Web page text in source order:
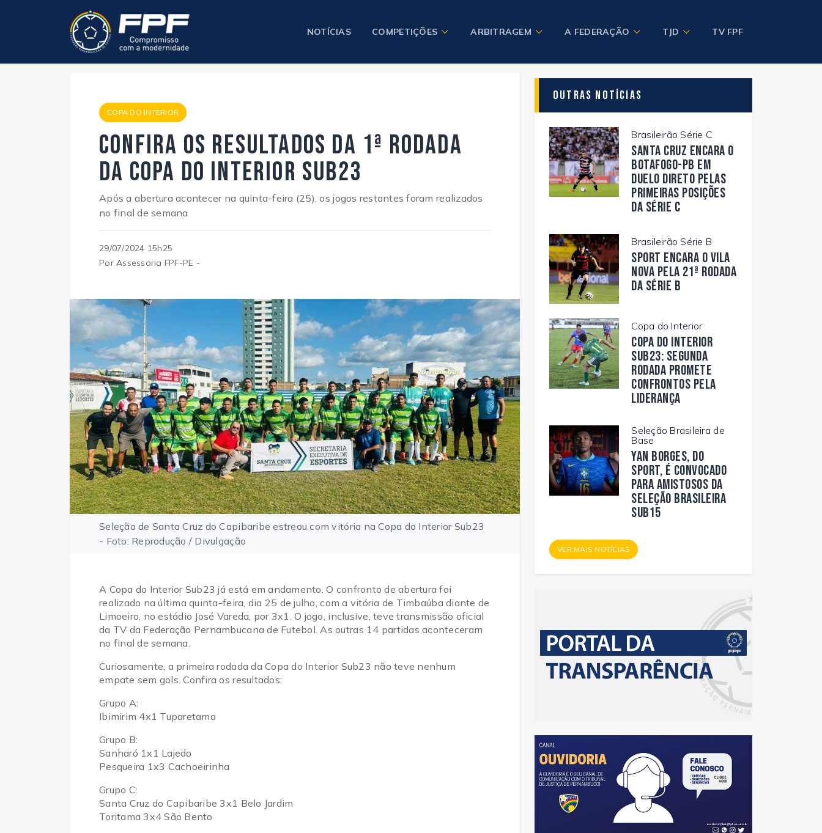
NOTÍCIAS COMPETIÇÕES ARBITRAGEM A FEDERAÇÃO TJD TV FPF
COPA DO INTERIOR
Confira os resultados da 1ª rodada
da Copa do Interior Sub23
Após a abertura acontecer na quinta-feira (25), os jogos restantes foram realizados
no final de semana
29/07/2024 15h25
Por Assessoria FPF-PE -
Seleção de Santa Cruz do Capibaribe estreou com vitória na Copa do Interior Sub23
- Foto: Reprodução / Divulgação
A Copa do Interior Sub23 já está em andamento. O confronto de abertura foi
realizado na última quinta-feira, dia 25 de julho, com a vitória de Timbaúba diante de
Limoeiro, no estádio José Vareda, por 3x1. O jogo, inclusive, teve transmissão oficial
da TV da Federação Pernambucana de Futebol. As outras 14 partidas aconteceram
no final de semana.
Curiosamente, a primeira rodada da Copa do Interior Sub23 não teve nenhum
empate sem gols. Confira os resultados:
Grupo A:
Ibimirim 4x1 Tuparetama
Grupo B:
Sanharó 1x1 Lajedo
Pesqueira 1x3 Cachoeirinha
Grupo C:
Santa Cruz do Capibaribe 3x1 Belo Jardim
Toritama 3x4 São Bento
Outras Notícias
Brasileirão Série C
Santa Cruz encara o
Botafogo-PB em
duelo direto pelas
primeiras posições
da Série C
Brasileirão Série B
Sport encara o Vila
Nova pela 21ª rodada
da Série B
Copa do Interior
Copa do Interior
Sub23: segunda
rodada promete
confrontos pela
liderança
Seleção Brasileira de
Base
Yan Borges, do
Sport, é convocado
para amistosos da
Seleção Brasileira
Sub15
VER MAIS NOTÍCIAS